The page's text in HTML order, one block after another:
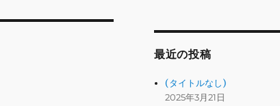
最近の投稿
(タイトルなし)
2025年3月21日